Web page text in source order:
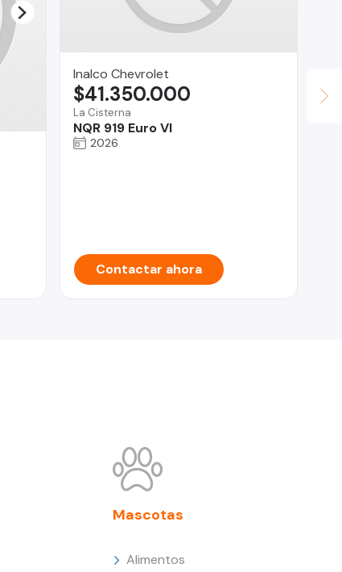
Inalco Chevrolet
La Cisterna
NQR 919 Euro VI
$41.350.000
2026
Contactar ahora
Mascotas
Alimentos